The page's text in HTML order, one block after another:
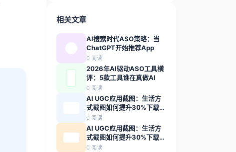
相关文章
AI搜索时代ASO策略：当
ChatGPT开始推荐App
0 阅读
2026年AI驱动ASO工具横
评：5款工具谁在真做AI
0 阅读
AI UGC应用截图：生活方
式截图如何提升30%下载转
化率
0 阅读
AI UGC应用截图：生活方
式截图如何提升30%下载转
化率
0 阅读